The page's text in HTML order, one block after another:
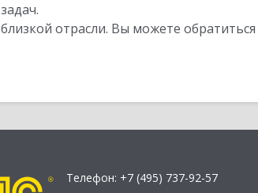
отрасли. Вы можете
Телефон: +7 (495) 737-92-57